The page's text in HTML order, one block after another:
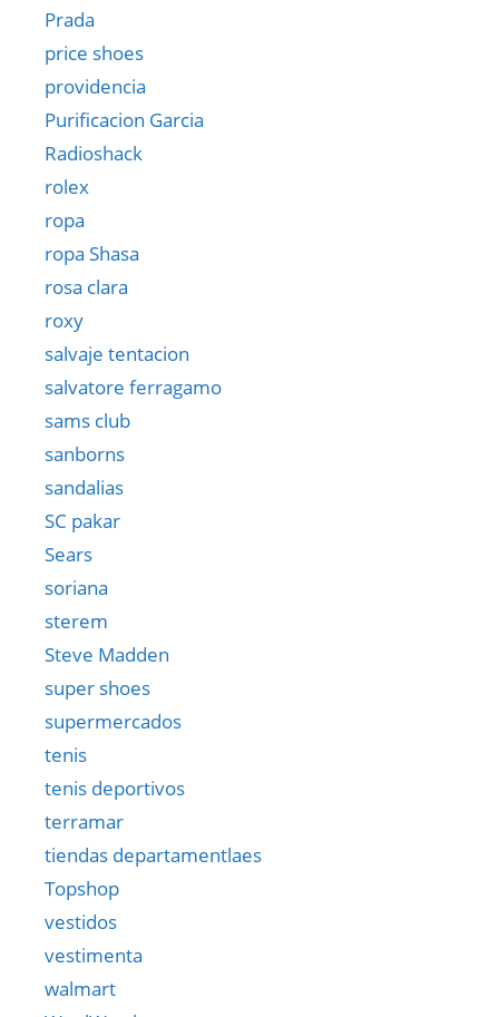
Prada
price shoes
providencia
Purificacion Garcia
Radioshack
rolex
ropa
ropa Shasa
rosa clara
roxy
salvaje tentacion
salvatore ferragamo
sams club
sanborns
sandalias
SC pakar
Sears
soriana
sterem
Steve Madden
super shoes
supermercados
tenis
tenis deportivos
terramar
tiendas departamentlaes
Topshop
vestidos
vestimenta
walmart